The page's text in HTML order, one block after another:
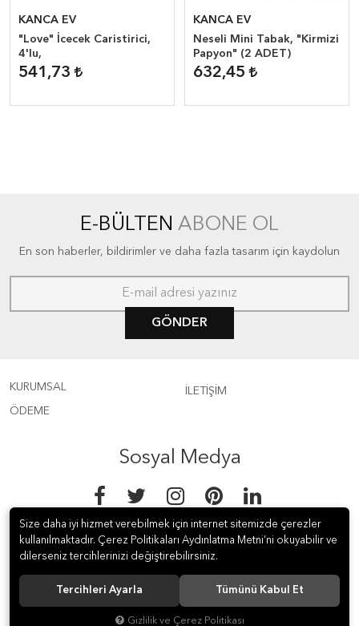
KANCA EV
"Love" İcecek Caristirici,
4'lu,
541,73
KANCA EV
Neseli Mini Tabak, "Kirmizi
Papyon" (2 ADET)
632,45
E-BÜLTEN ABONE OL
En son haberler, bildirimler ve daha fazla tasarım için kaydolun
GÖNDER
KURUMSAL
ÖDEME
İLETİŞİM
Sosyal Medya
© 2018 Kanca Ev Aletleri İth. &amp; İhr. Paz. ve Tic. A.Ş. Tüm hakları
Size daha iyi hizmet verebilmek için internet sitemizde çerezler
kullanılmaktadır. Çerez Politikaları Aydınlatma Metni’ni okuyabilir ve
dilerseniz tercihlerinizi değiştirebilirsiniz.
Tercihleri Ayarla Tümünü Kabul Et
Gizlilik ve Çerez Politikası